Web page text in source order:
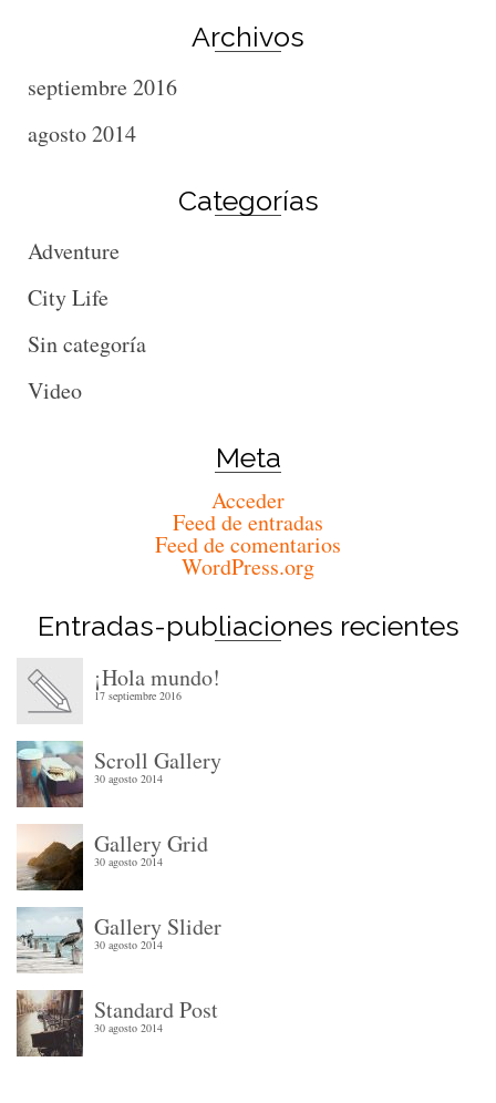
Archivos
septiembre 2016
agosto 2014
Categorías
Adventure
City Life
Sin categoría
Video
Meta
Acceder
Feed de entradas
Feed de comentarios
WordPress.org
Entradas-publiaciones recientes
¡Hola mundo!
17 septiembre 2016
Scroll Gallery
30 agosto 2014
Gallery Grid
30 agosto 2014
Gallery Slider
30 agosto 2014
Standard Post
30 agosto 2014